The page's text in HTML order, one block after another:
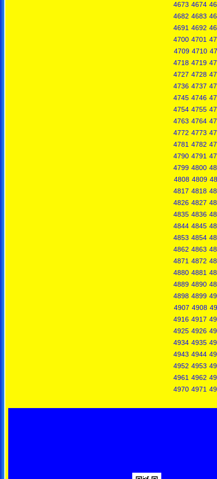
4673 4674
4682 4683
4691 4692
4700 4701
4709 4710
4718 4719
4727 4728
4736 4737
4745 4746
4754 4755
4763 4764
4772 4773
4781 4782
4790 4791
4799 4800
4808 4809
4817 4818
4826 4827
4835 4836
4844 4845
4853 4854
4862 4863
4871 4872
4880 4881
4889 4890
4898 4899
4907 4908
4916 4917
4925 4926
4934 4935
4943 4944
4952 4953
4961 4962
4970 4971